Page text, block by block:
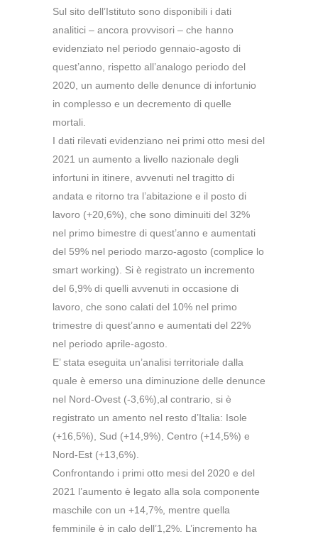
Sul sito dell’Istituto sono disponibili i dati
analitici – ancora provvisori – che hanno
evidenziato nel periodo gennaio-agosto di
quest’anno, rispetto all’analogo periodo del
2020, un aumento delle denunce di infortunio
in complesso e un decremento di quelle
mortali.
I dati rilevati evidenziano nei primi otto mesi del
2021 un aumento a livello nazionale degli
infortuni in itinere, avvenuti nel tragitto di
andata e ritorno tra l’abitazione e il posto di
lavoro (+20,6%), che sono diminuiti del 32%
nel primo bimestre di quest’anno e aumentati
del 59% nel periodo marzo-agosto (complice lo
smart working). Si è registrato un incremento
del 6,9% di quelli avvenuti in occasione di
lavoro, che sono calati del 10% nel primo
trimestre di quest’anno e aumentati del 22%
nel periodo aprile-agosto.
E’ stata eseguita un’analisi territoriale dalla
quale è emerso una diminuzione delle denunce
nel Nord-Ovest (-3,6%),al contrario, si è
registrato un amento nel resto d’Italia: Isole
(+16,5%), Sud (+14,9%), Centro (+14,5%) e
Nord-Est (+13,6%).
Confrontando i primi otto mesi del 2020 e del
2021 l’aumento è legato alla sola componente
maschile con un +14,7%, mentre quella
femminile è in calo dell’1,2%. L’incremento ha